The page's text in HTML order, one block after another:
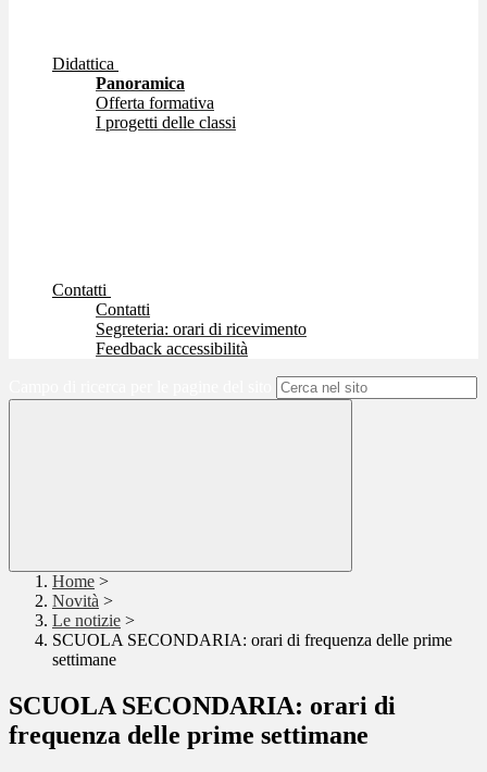
Didattica
Panoramica
Offerta formativa
I progetti delle classi
Contatti
Contatti
Segreteria: orari di ricevimento
Feedback accessibilità
Home >
Novità >
Le notizie >
SCUOLA SECONDARIA: orari di frequenza delle prime
settimane
SCUOLA SECONDARIA: orari di
frequenza delle prime settimane